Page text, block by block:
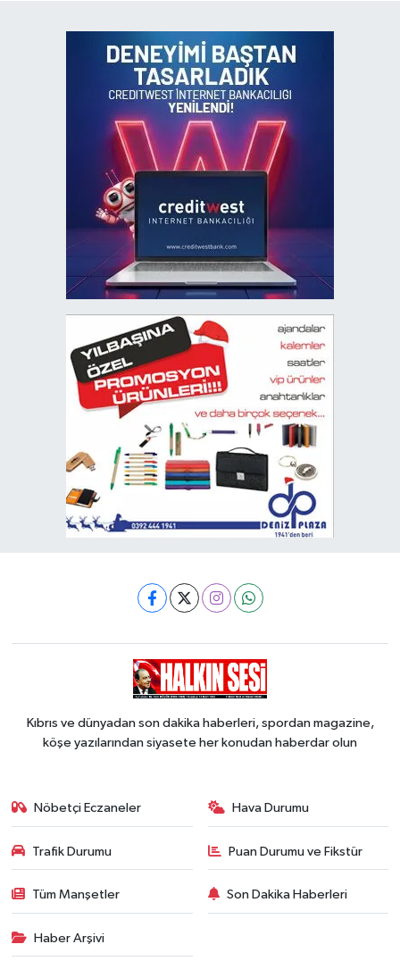
Kıbrıs ve dünyadan son dakika haberleri, spordan magazine,
köşe yazılarından siyasete her konudan haberdar olun
Nöbetçi Eczaneler Hava Durumu
Trafik Durumu Puan Durumu ve Fikstür
Tüm Manşetler Son Dakika Haberleri
Haber Arşivi